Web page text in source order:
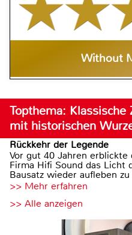
Without
Topthema:
mit historischen
Rückkehr der Legende
Vor gut 40 Jahren
Firma Hifi Sound das Licht
Bausatz wieder aufleben zu
>> Mehr erfahren
>> Alle anzeigen